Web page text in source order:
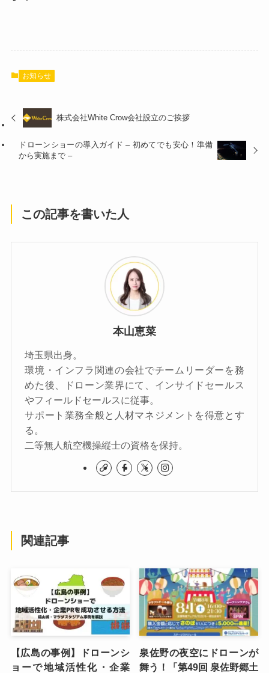
お知らせ
株式会社White Crow会社設立のご挨拶
ドローンショーの導入ガイド – 初めてでも安心！準備
から実施まで –
この記事を書いた人
本山恵菜
埼玉県出身。
環境・インフラ関連の会社でチームリーダーを務
めた後、ドローン業界にて、インサイドセールス
やフィールドセールスに従事。
サポート業務全般と人材マネジメントを得意とす
る。
二等無人航空機操縦士の資格を保持。
関連記事
【広島の事例】ドローンシ
ョーで地域活性化・企業
泉佐野の夜空にドローンが
舞う！「第49回 泉佐野郷土